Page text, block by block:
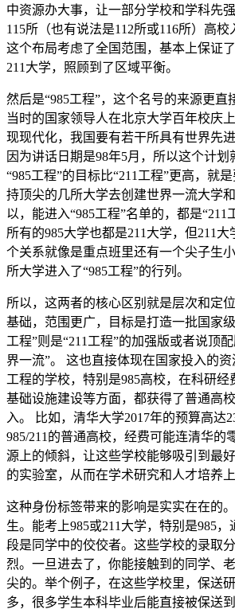
中资源办大事，让一部分学校和学科先
115所（也有说法是112所或116所）高校
这个布局考虑了全国范围，基本上保证
211大学，照顾到了区域平衡。
然后是“985工程”，这个名号的来源更直
当时的国家领导人在北京大学百年校庆
现现代化，我国要有若干所具有世界先进
因为讲话日期是98年5月，所以这个计划
“985工程”的目标比“211工程”更高，就
持顶尖的几所大学去创建世界一流大学
以，能进入“985工程”名单的，都是“211
所有的985大学也都是211大学，但211大
个关系就像是重点班里还有一个尖子生
所大学进入了“985工程”的行列。
所以，这两者的核心区别就是层次和定
基础，范围更广，目标是打造一批国家
工程”则是“211工程”的加强版或者说顶
界一流”。 这也直接体现在国家投入的
工程的学校，特别是985高校，在科研经
基础设施建设等方面，都获得了普通高
入。 比如，清华大学2017年的预算高达
985/211的普通高校，经费可能连清华的
源上的倾斜，让这些学校能够吸引到最
的实验室，从而在学术研究和人才培养
这种身份标签带来的影响是实实在在的
生。能考上985或211大学，特别是985
段是同学中的佼佼者。这些学校的录取
烈。一旦进去了，你能接触到的同学、
尖的。举个例子，在这些学校里，保送
多，很多学生本科毕业后能直接被保送